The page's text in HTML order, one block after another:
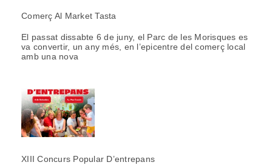
Comerç Al Market Tasta
El passat dissabte 6 de juny, el Parc de les Morisques es
va convertir, un any més, en l’epicentre del comerç local
amb una nova
XIII Concurs Popular D’entrepans